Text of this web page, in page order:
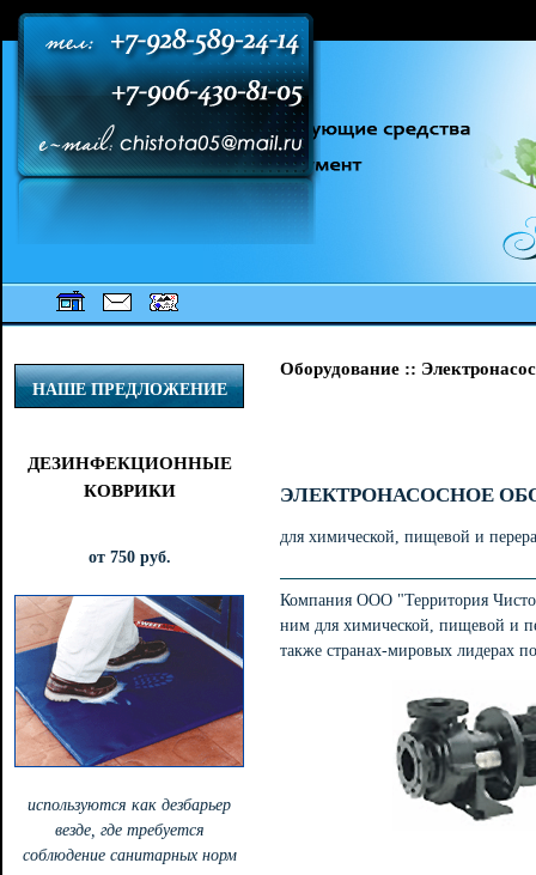
[an error occurred while processing this directive] [an error occurred while
processing this directive] [an error occurred while processing this directive]
НАШЕ ПРЕДЛОЖЕНИЕ
ДЕЗИНФЕКЦИОННЫЕ
КОВРИКИ
от 750 руб.
используются как дезбарьер
везде, где требуется
соблюдение санитарных норм
Оборудование ::
ЭЛЕКТРОНАСОСНОЕ
для химической, пищевой и
Компания ООО "Территория
ним для химической, пищевой и
также странах-мировых лидерах